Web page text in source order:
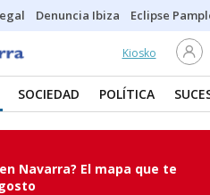
Denuncia Ibiza Eclipse
Kiosko
SOCIEDAD POLÍTICA
Navarra? El mapa que te